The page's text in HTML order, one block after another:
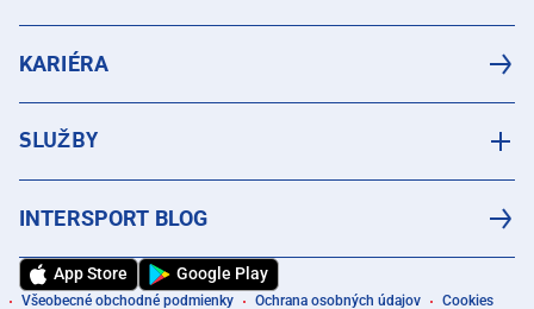
KARIÉRA
SLUŽBY
INTERSPORT BLOG
App Store Google Play
Všeobecné obchodné podmienky Ochrana osobných údajov Cookies